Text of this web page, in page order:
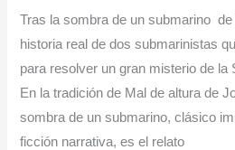
Tras la sombra de un submarino
historia real de dos submarinistas
para resolver un gran misterio de la
En la tradición de Mal de altura de
sombra de un submarino, clásico
ficción narrativa, es el relato